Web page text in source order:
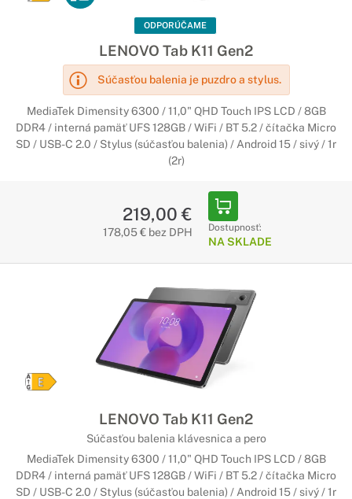
ODPORÚČAME
LENOVO Tab K11 Gen2
Súčasťou balenia je puzdro a stylus.
MediaTek Dimensity 6300 / 11,0" QHD Touch IPS LCD / 8GB
DDR4 / interná pamäť UFS 128GB / WiFi / BT 5.2 / čítačka Micro
SD / USB-C 2.0 / Stylus (súčasťou balenia) / Android 15 / sivý / 1r
(2r)
219,00 €
178,05 € bez DPH Dostupnosť:
NA SKLADE
LENOVO Tab K11 Gen2
Súčasťou balenia klávesnica a pero
MediaTek Dimensity 6300 / 11,0" QHD Touch IPS LCD / 8GB
DDR4 / interná pamäť UFS 128GB / WiFi / BT 5.2 / čítačka Micro
SD / USB-C 2.0 / Stylus (súčasťou balenia) / Android 15 / sivý / 1r